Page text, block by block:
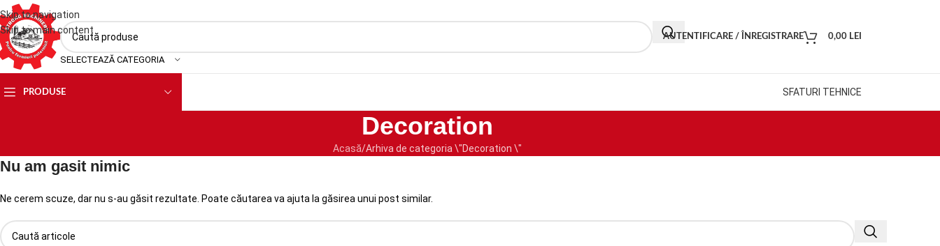
Skip to navigation
Skip to main content
SELECTEAZĂ CATEGORIA
AUTENTIFICARE / ÎNREGISTRARE 0,00 LEI
PRODUSE SFATURI TEHNICE
Decoration
Acasă Arhiva de categoria \"Decoration \"
Nu am gasit nimic
Ne cerem scuze, dar nu s-au găsit rezultate. Poate căutarea va ajuta la găsirea unui post similar.